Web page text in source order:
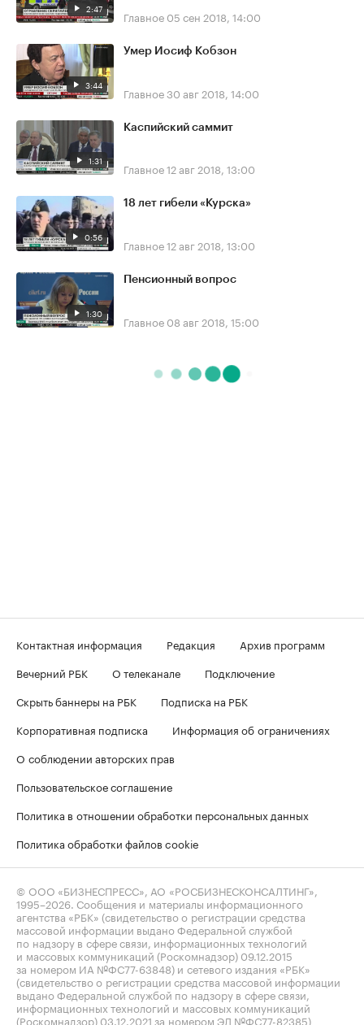
2:47 Главное 05 сен 2018, 14:00
3:44
Умер Иосиф Кобзон
Главное30 авг 2018, 14:00
1:31
Каспийский саммит
Главное12 авг 2018, 13:00
0:56
18 лет гибели «Курска»
Главное12 авг 2018, 13:00
1:30
Пенсионный вопрос
Главное 08 авг 2018, 15:00
Контактная информация Редакция
Архив программ
Вечерний РБК
О телеканале
Подключение
Скрыть баннеры на РБК
Подписка на РБК
Корпоративная подписка
Информация об ограничениях
О соблюдении авторских прав
Пользовательское соглашение
Политика в отношении обработки персональных данных
Политика обработки файлов cookie
© ООО «БИЗНЕСПРЕСС», АО «РОСБИЗНЕСКОНСАЛТИНГ»,
1995–2026 . Сообщения и материалы информационного
агентства «РБК» (свидетельство о регистрации средства
массовой информации выдано Федеральной службой
по надзору в сфере связи, информационных технологий
и массовых коммуникаций (Роскомнадзор) 09.12.2015
за номером ИА №ФС77-63848) и сетевого издания «РБК»
(свидетельство о регистрации средства массовой информации
выдано Федеральной службой по надзору в сфере связи,
информационных технологий и массовых коммуникаций
(Роскомнадзор) 03.12.2021 за номером ЭЛ №ФС77-82385)